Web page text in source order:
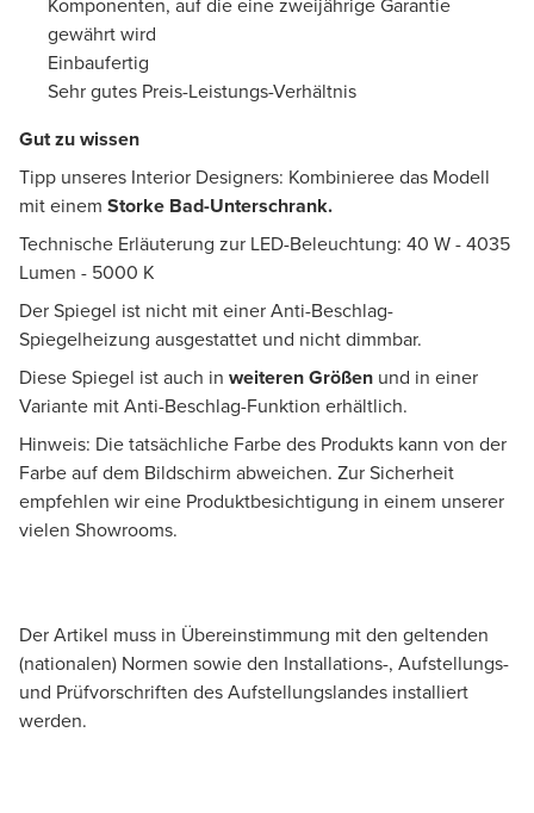
gewährt wird
Einbaufertig
Sehr gutes Preis-Leistungs-Verhältnis
Gut zu wissen
Tipp unseres Interior Designers: Kombinieree das Modell
mit einem Storke Bad-Unterschrank.
Technische Erläuterung zur LED-Beleuchtung: 40 W - 4035
Lumen - 5000 K
Der Spiegel ist nicht mit einer Anti-Beschlag-
Spiegelheizung ausgestattet und nicht dimmbar.
Diese Spiegel ist auch in weiteren Größen und in einer
Variante mit Anti-Beschlag-Funktion erhältlich.
Hinweis: Die tatsächliche Farbe des Produkts kann von der
Farbe auf dem Bildschirm abweichen. Zur Sicherheit
empfehlen wir eine Produktbesichtigung in einem unserer
vielen Showrooms.
Der Artikel muss in Übereinstimmung mit den geltenden
(nationalen) Normen sowie den Installations-, Aufstellungs-
und Prüfvorschriften des Aufstellungslandes installiert
werden.